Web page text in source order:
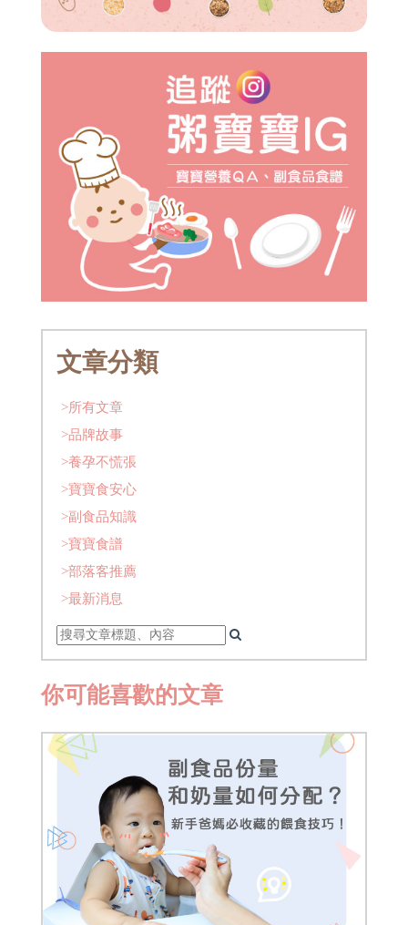
文章分類
>所有文章
>品牌故事
>養孕不慌張
>寶寶食安心
>副食品知識
>寶寶食譜
>部落客推薦
>最新消息
你可能喜歡的文章